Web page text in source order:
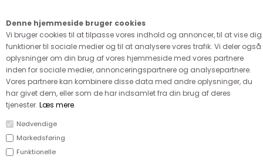
Denne hjemmeside bruger cookies
Vi bruger cookies til at tilpasse vores indhold og annoncer, til at vise dig
funktioner til sociale medier og til at analysere vores trafik. Vi deler også
oplysninger om din brug af vores hjemmeside med vores partnere
inden for sociale medier, annonceringspartnere og analysepartnere.
Vores partnere kan kombinere disse data med andre oplysninger, du
har givet dem, eller som de har indsamlet fra din brug af deres
tjenester. Læs mere.
Nødvendige
Markedsføring
Funktionelle